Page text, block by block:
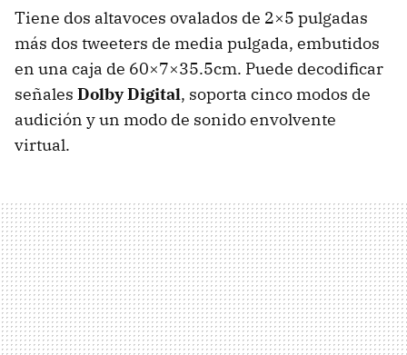
Tiene dos altavoces ovalados de 2×5 pulgadas
más dos tweeters de media pulgada, embutidos
en una caja de 60×7×35.5cm. Puede decodificar
señales Dolby Digital, soporta cinco modos de
audición y un modo de sonido envolvente
virtual.